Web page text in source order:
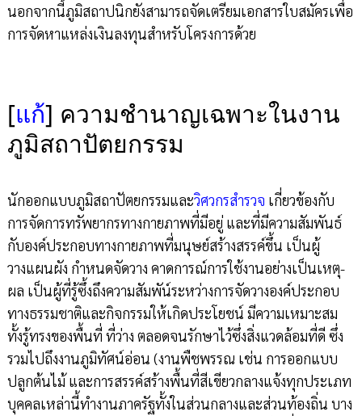
นอกจากนี้ภูมิสถาปนิกยังสามารถจัดเตรียมเอกสารใบสมัครเพื่อ
การจัดหาแหล่งเงินลงทุนสำหรับโครงการด้วย
[แก้] ความชำนาญเฉพาะในงาน
ภูมิสถาปัตยกรรม
นักออกแบบภูมิสถาปัตยกรรมและวิศวกรสำรวจ เกี่ยวข้องกับ
การจัดการทรัพยากรทางกายภาพที่มีอยู่ และที่มีความสัมพันธ์
กับองค์ประกอบทางกายภาพที่มนุษย์สร้างสรรค์ขึ้น เป็นผู้
วางแผนผัง กำหนดจัดวาง คาดการณ์การใช้งานอย่างเป็นเหตุ-
ผล เป็นผู้ที่รู้ซึ้งถึงความสัมพัน์ระหว่างการจัดวางองค์ประกอบ
ทางธรรมชาติและกิจกรรมให้เกิดประโยชน์ มีความเหมาะสม
ทั้งรู้ทรงของพื้นที่ ที่ว่าง ตลอดจนรักษาไว้ซึ่งสิ่งแวดล้อมที่ดี ซึ่ง
รวมไปถึงงานภูมิทัศน์อ่อน (งานพืชพรรณ เช่น การออกแบบ
ปลูกต้นไม้ และการสรรค์สร้างพื้นที่สีเขียวกลางแจ้งทุกประเภท
บุคคลเหล่านี้ทำงานภาครัฐทั้งในส่วนกลางและส่วนท้องถิ่น บาง